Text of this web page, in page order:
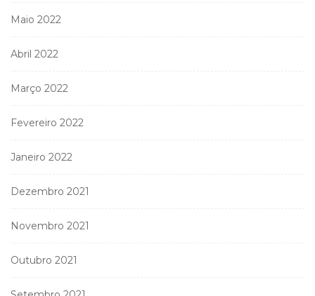
Maio 2022
Abril 2022
Março 2022
Fevereiro 2022
Janeiro 2022
Dezembro 2021
Novembro 2021
Outubro 2021